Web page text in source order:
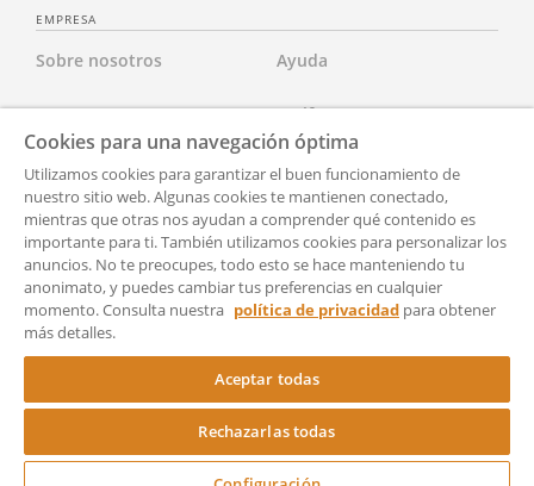
Francia
Reino Unido
Estados Unidos
EMPRESA
Sobre nosotros
Contacta con nosotros
Para abogados
Para socios
Para Prensa
Condiciones generales de
uso
Ayuda
Tarifas
Aviso Legal
Política de Privacidad
Accesibilidad
Copyright © 2024 Rocket Lawyer
Cookies para una navegación óptima
Utilizamos cookies para garantizar el buen funcionamiento de
nuestro sitio web. Algunas cookies te mantienen conectado,
mientras que otras nos ayudan a comprender qué contenido es
importante para ti. También utilizamos cookies para personalizar los
anuncios. No te preocupes, todo esto se hace manteniendo tu
anonimato, y puedes cambiar tus preferencias en cualquier
momento. Consulta nuestra política de privacidad para obtener
más detalles.
Aceptar todas
Rechazarlas todas